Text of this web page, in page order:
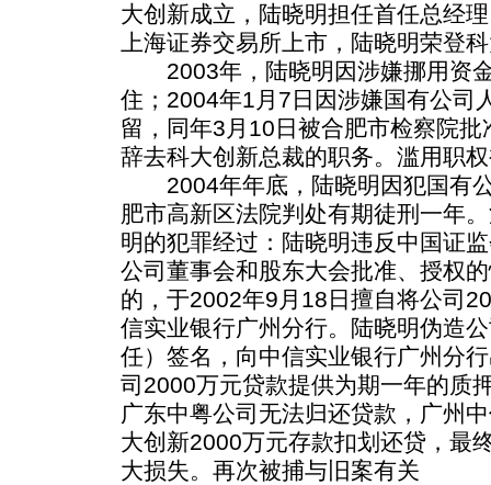
大创新成立，陆晓明担任首任总经
上海证券交易所上市，陆晓明荣登
2003年，陆晓明因涉嫌挪用资
住；2004年1月7日因涉嫌国有公司
留，同年3月10日被合肥市检察院
辞去科大创新总裁的职务。滥用职
2004年年底，陆晓明因犯国有公
肥市高新区法院判处有期徒刑一年
明的犯罪经过：陆晓明违反中国证
公司董事会和股东大会批准、授权
的，于2002年9月18日擅自将公司
信实业银行广州分行。陆晓明伪造
任）签名，向中信实业银行广州分
司2000万元贷款提供为期一年的质
广东中粤公司无法归还贷款，广州
大创新2000万元存款扣划还贷，最
大损失。再次被捕与旧案有关